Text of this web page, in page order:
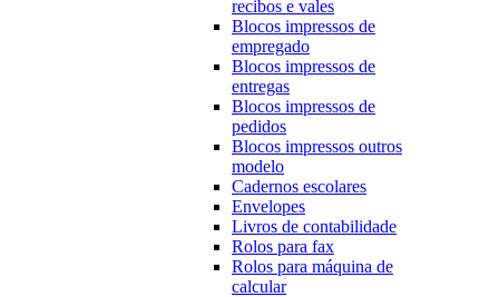
recibos e vales
Blocos impressos de
empregado
Blocos impressos de
entregas
Blocos impressos de
pedidos
Blocos impressos outros
modelo
Cadernos escolares
Envelopes
Livros de contabilidade
Rolos para fax
Rolos para máquina de
calcular